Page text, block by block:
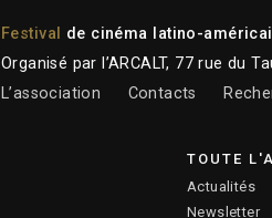
Festival
de cinéma latino-
Organisé par l’ARCALT, 77 rue du
L’association
Contacts
TOUTE
Actualités
Newsletter